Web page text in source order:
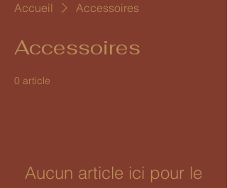
Accueil Accessoires
Accessoires
0 article
Aucun article ici pour le